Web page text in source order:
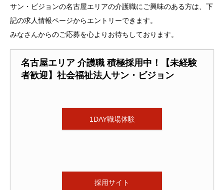
サン・ビジョンの名古屋エリアの介護職にご興味のある方は、下
記の求人情報ページからエントリーできます。
みなさんからのご応募を心よりお待ちしております。
名古屋エリア 介護職 積極採用中！【未経験
者歓迎】社会福祉法人サン・ビジョン
1DAY職場体験
採用サイト